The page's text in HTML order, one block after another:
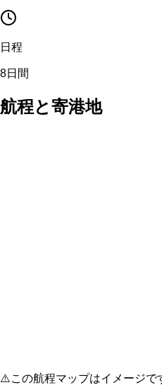
日程
8日間
航程と寄港地
⚠️この航程マップはイメージで